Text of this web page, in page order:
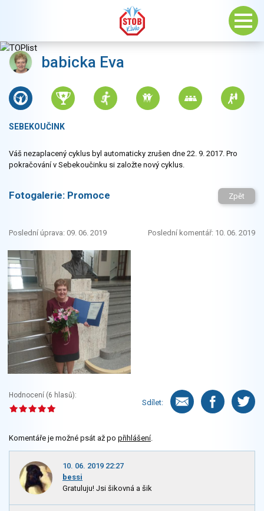
babicka Eva
SEBEKOUČINK
Váš nezaplacený cyklus byl automaticky zrušen dne 22. 9. 2017. Pro
pokračování v Sebekoučinku si založte nový cyklus.
Fotogalerie: Promoce Zpět
Poslední úprava: 09. 06. 2019 Poslední komentář: 10. 06. 2019
Hodnocení (6 hlasů):
Sdílet:
Komentáře je možné psát až po přihlášení.
10. 06. 2019 22:27
bessi
Gratuluju! Jsi šikovná a šik